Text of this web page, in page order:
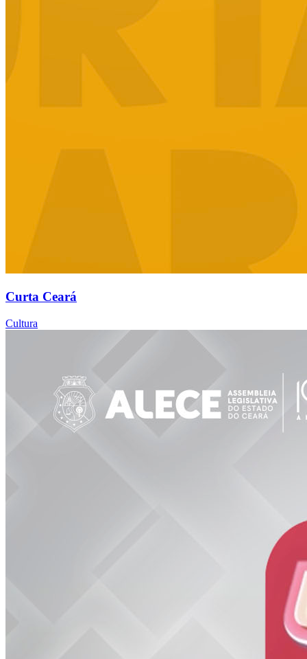
Curta Ceará
Cultura